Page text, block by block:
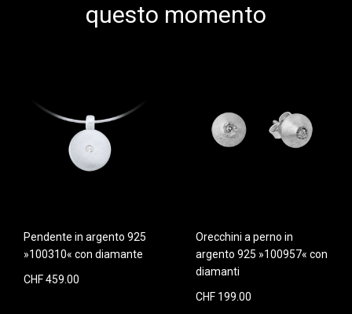
questo momento
Pendente in argento 925
»100310« con diamante
CHF 459.00
Orecchini a perno in
argento 925 »100957« con
diamanti
CHF 199.00